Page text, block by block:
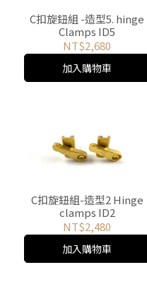
C扣旋鈕組 -造型5. hinge
Clamps ID5
NT$2,680
加入購物車
C扣旋鈕組-造型2 Hinge
clamps ID2
NT$2,480
加入購物車